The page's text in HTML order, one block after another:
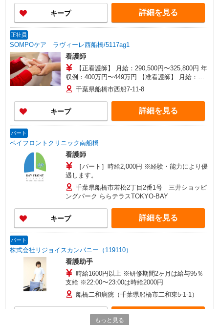
円〜1,565円 ※各種手当込 ※時給は経験により異
なる
キープ 詳細を見る
正社員
SOMPOケア ラヴィーレ西船橋/5117ag1
看護師
【正看護師】 月給：290,500円〜325,800円 年
収例：400万円〜449万円 【准看護師】 月給：
264,800円〜300,100円 年収例：364万円〜413万円
【賞与】あり（年2回） ※月給は職務手当、働き
がい向上手当、日祝手当（月平均2回分）等、 毎
月平均的に支払われる手当を含みます。 ◎月給は
経験により異なります。 ◎残業時は別途時間外手
年支給
千葉県船橋市西船7-11-8
キープ 詳細を見る
パート
ベイフロントクリニック南船橋
看護師
［パート］時給2,000円 ※経験・能力により優
遇します。
千葉県船橋市若松2丁目2番1号 三井ショッピ
ングパーク ららテラスTOKYO-BAY
キープ 詳細を見る
パート
株式会社リジョイスカンパニー（119110）
看護助手
時給1600円以上 ※研修期間2ヶ月は給与95％
支給 ※22:00〜23:00は時給2000円
船橋二和病院（千葉県船橋市二和東5-1-1）
もっと見る